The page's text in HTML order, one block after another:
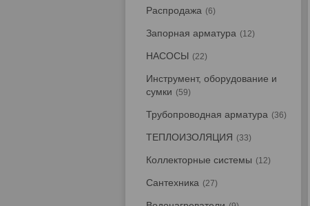
Распродажа 6
Запорная арматура 12
НАСОСЫ 22
Инструмент, оборудование и
сумки
59
Трубопроводная арматура 36
ТЕПЛОИЗОЛЯЦИЯ 33
Коллекторные системы 12
Сантехника 27